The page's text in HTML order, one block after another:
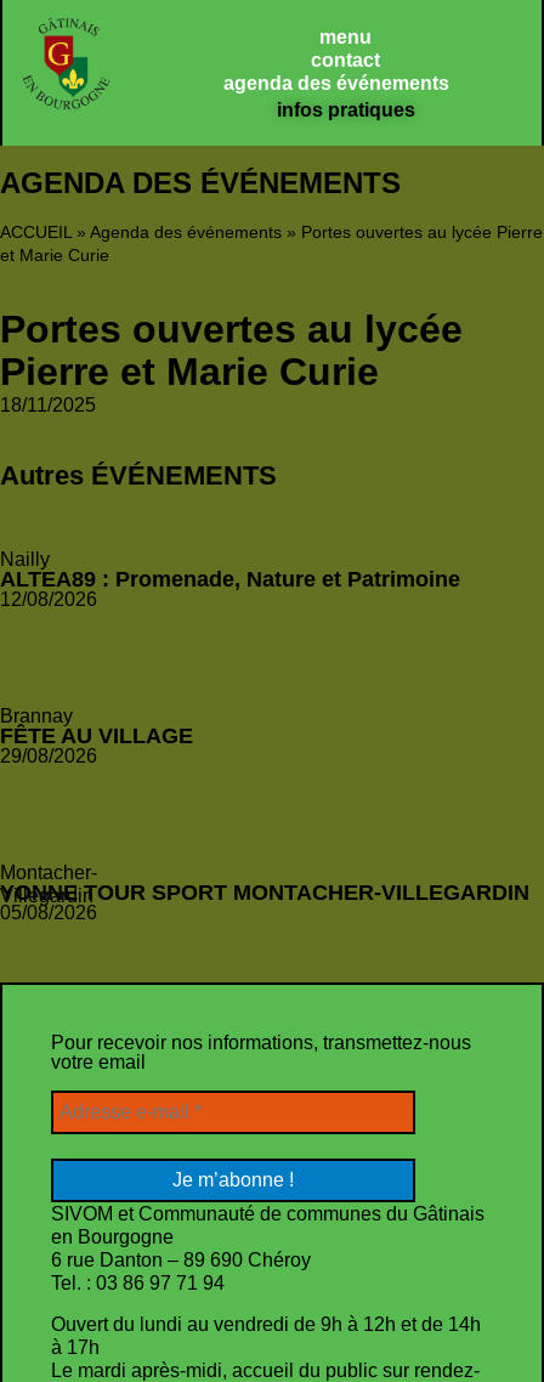
menu
contact
agenda des événements
infos pratiques
AGENDA DES ÉVÉNEMENTS
ACCUEIL» Agenda des événements » Portes ouvertes au lycée Pierre
et Marie Curie
Portes ouvertes au lycée
Pierre et Marie Curie
18/11/2025
Autres ÉVÉNEMENTS
Nailly
ALTEA89 : Promenade, Nature et Patrimoine
12/08/2026
Brannay
FÊTE AU VILLAGE
29/08/2026
Montacher-
Villegardin
YONNE TOUR SPORT MONTACHER-VILLEGARDIN
05/08/2026
Pour recevoir nos informations, transmettez-nous
votre email
SIVOM et Communauté de communes du Gâtinais
en Bourgogne
6 rue Danton – 89 690 Chéroy
Tel. : 03 86 97 71 94
Ouvert du lundi au vendredi de 9h à 12h et de 14h
à 17h
Le mardi après-midi, accueil du public sur rendez-